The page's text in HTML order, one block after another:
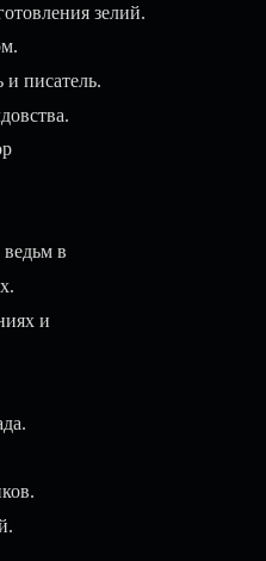
зелий.
писатель.
в
и